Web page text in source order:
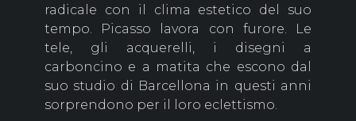
radicale con il clima estetico del suo
tempo. Picasso lavora con furore. Le
tele, gli acquerelli, i disegni a
carboncino e a matita che escono dal
suo studio di Barcellona in questi anni
sorprendono per il loro eclettismo.